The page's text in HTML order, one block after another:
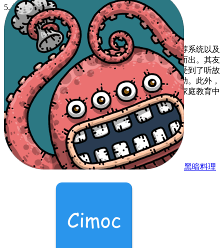
5. 持续更新：定期添加新故事，保持内容新鲜感。
【口袋故事免费听测评】
口袋故事免费听凭借其丰富的资源库、个性化的推荐系统以及
寓教于乐的教育理念，在众多儿童早教软件中脱颖而出。其友
好的用户界面和强大的功能设计，不仅让孩子们享受到了听故
事的乐趣，也帮助家长实现了对孩子教育的有效辅助。此外，
软件的定期更新保证了内容的丰富性和时效性，是家庭教育中
不可或缺的好帮手。
黑暗料理